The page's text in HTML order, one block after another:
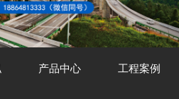
产品中心 工程案例